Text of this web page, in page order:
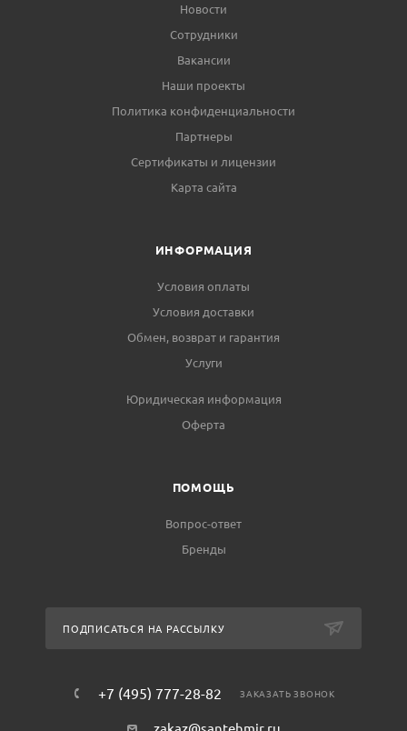
Новости
Сотрудники
Вакансии
Наши проекты
Политика конфиденциальности
Партнеры
Сертификаты и лицензии
Карта сайта
ИНФОРМАЦИЯ
Условия оплаты
Условия доставки
Обмен, возврат и гарантия
Услуги
Юридическая информация
Оферта
ПОМОЩЬ
Вопрос-ответ
Бренды
ПОДПИСАТЬСЯ НА РАССЫЛКУ
+7 (495) 777-28-82 ЗАКАЗАТЬ ЗВОНОК